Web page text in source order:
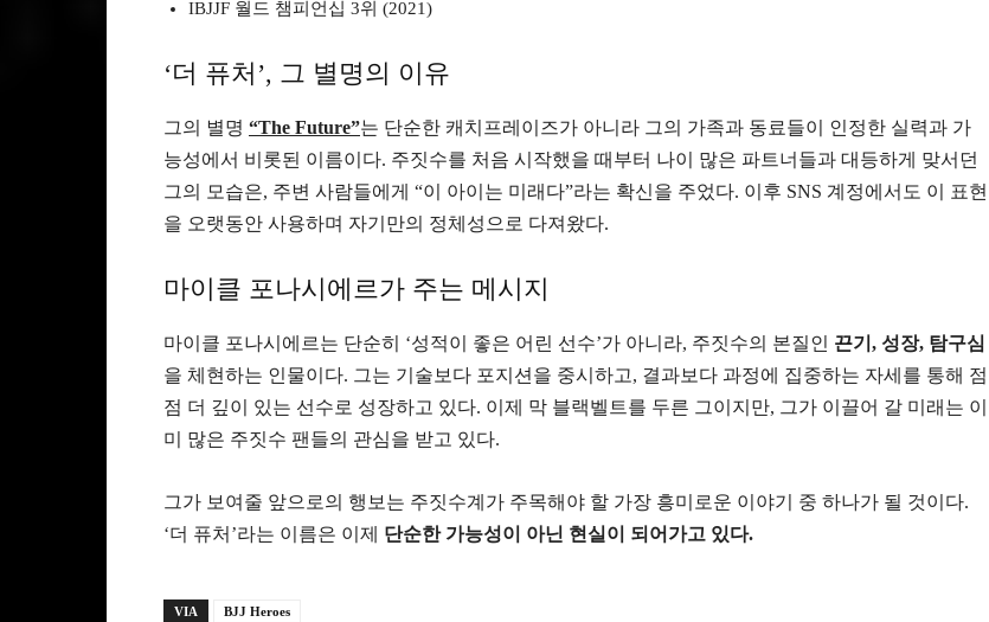
IBJJF 월드 챔피언십 3위 (2021)
‘더 퓨처’, 그 별명의 이유
그의 별명 “The Future”는 단순한 캐치프레이즈가 아니라 그의 가족과 동료들이 인정한 실력과 가
능성에서 비롯된 이름이다. 주짓수를 처음 시작했을 때부터 나이 많은 파트너들과 대등하게 맞서던
그의 모습은, 주변 사람들에게 “이 아이는 미래다”라는 확신을 주었다. 이후 SNS 계정에서도 이 표현
을 오랫동안 사용하며 자기만의 정체성으로 다져왔다.
마이클 포나시에르가 주는 메시지
마이클 포나시에르는 단순히 ‘성적이 좋은 어린 선수’가 아니라, 주짓수의 본질인 끈기, 성장, 탐구심
을 체현하는 인물이다. 그는 기술보다 포지션을 중시하고, 결과보다 과정에 집중하는 자세를 통해 점
점 더 깊이 있는 선수로 성장하고 있다. 이제 막 블랙벨트를 두른 그이지만, 그가 이끌어 갈 미래는 이
미 많은 주짓수 팬들의 관심을 받고 있다.
그가 보여줄 앞으로의 행보는 주짓수계가 주목해야 할 가장 흥미로운 이야기 중 하나가 될 것이다.
‘더 퓨처’라는 이름은 이제 단순한 가능성이 아닌 현실이 되어가고 있다.
VIA BJJ Heroes